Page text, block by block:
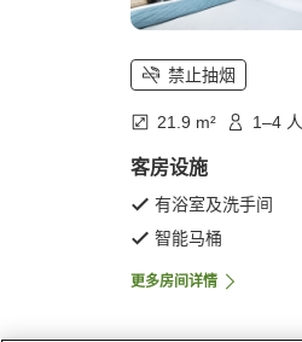
禁止抽烟
21.9 m² 1–4 人
客房设施
有浴室及洗手间
智能马桶
更多房间详情